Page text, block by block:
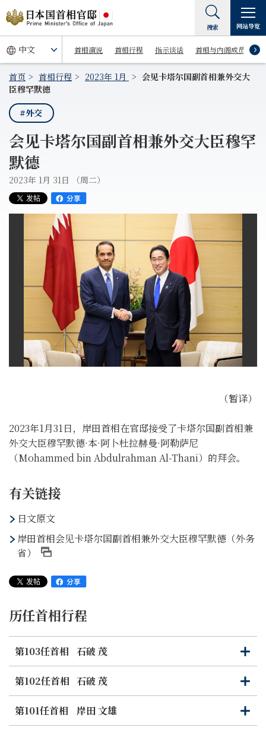
首相演说 首相行程 指示谈话 首相与内阁成员
搜索 网站导览
首页 首相行程 2023年 1月
会见卡塔尔国副首相兼外交大
臣穆罕默德
#外交
会见卡塔尔国副首相兼外交大臣穆罕
默德
2023年 1月 31日 （周二）
（暂译）
2023年1月31日，岸田首相在官邸接受了卡塔尔国副首相兼
外交大臣穆罕默德·本·阿卜杜拉赫曼·阿勒萨尼
（Mohammed bin Abdulrahman Al-Thani）的拜会。
有关链接
日文原文
岸田首相会见卡塔尔国副首相兼外交大臣穆罕默德（外务
省）
历任首相行程
第103任首相 石破 茂
打
开
关
闭
第102任首相 石破 茂
打
开
关
闭
第101任首相
岸田 文雄
打
开
关
闭